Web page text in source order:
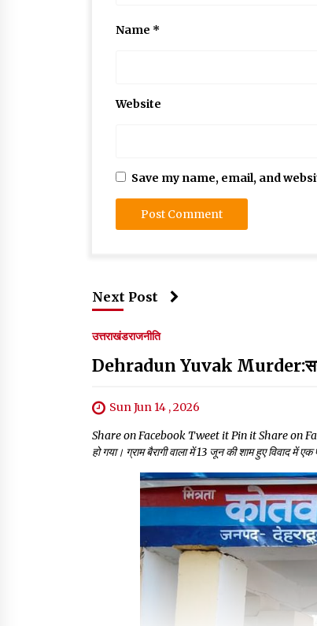
Name *
Website
Save my name, email, and
Next Post
उत्तराखंडराजनीति
Dehradun Yuvak
Sun Jun 14 , 2026
Share on Facebook Tweet it Pin it Share on
हो गया। ग्राम बैरागी वाला में 13 जून की शाम हुए विवाद में